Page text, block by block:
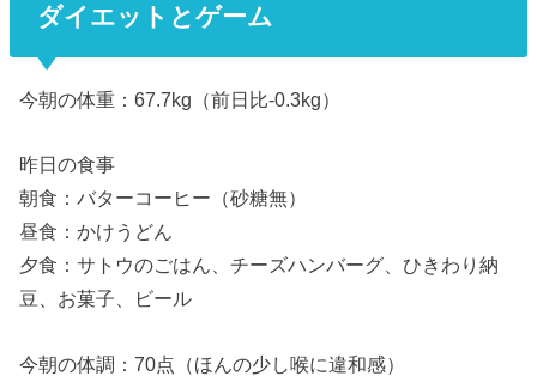
ダイエットとゲーム
今朝の体重：67.7kg（前日比-0.3kg）
昨日の食事
朝食：バターコーヒー（砂糖無）
昼食：かけうどん
夕食：サトウのごはん、チーズハンバーグ、ひきわり納
豆、お菓子、ビール
今朝の体調：70点（ほんの少し喉に違和感）